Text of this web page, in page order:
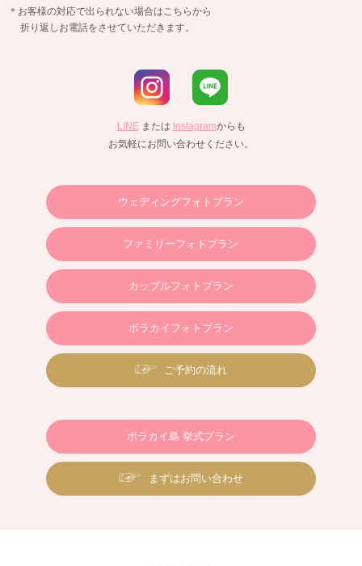
＊お客様の対応で出られない場合はこちらから
折り返しお電話をさせていただきます。
LINE または Instagramからも
お気軽にお問い合わせください。
ウェディングフォトプラン
ファミリーフォトプラン
カップルフォトプラン
ボラカイフォトプラン
ご予約の流れ
ボラカイ島 挙式プラン
まずはお問い合わせ